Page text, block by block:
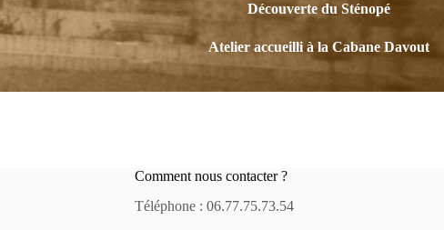
Découverte du Sténopé
Atelier accueilli à la Cabane Davout
Comment nous contacter ?
Téléphone : 06.77.75.73.54